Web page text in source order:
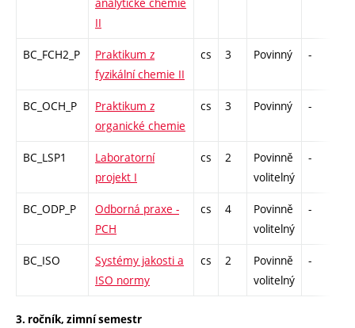
II
BC_FCH2_P
Praktikum z
fyzikální chemie II
cs 3 Povinný -
BC_OCH_P
Praktikum z
organické chemie
cs 3 Povinný -
BC_LSP1
Laboratorní
projekt I
cs 2
Povinně
volitelný
-
BC_ODP_P
Odborná praxe -
PCH
cs 4
Povinně
volitelný
-
BC_ISO
Systémy jakosti a
ISO normy
cs 2
Povinně
volitelný
-
3. ročník, zimní semestr